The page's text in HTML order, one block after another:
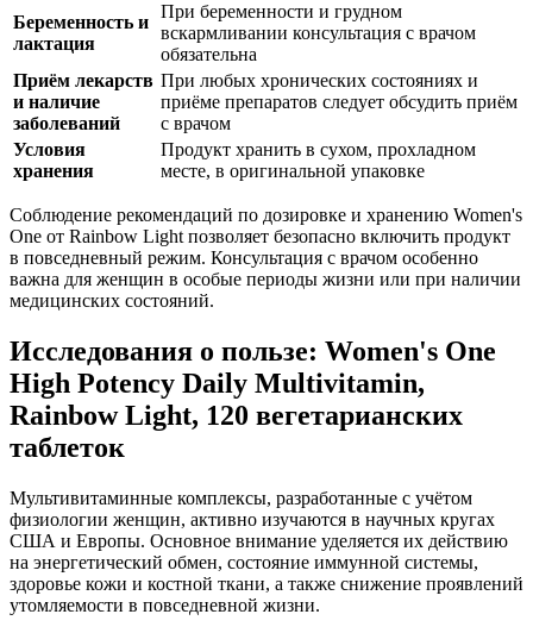
Беременность и
лактация
При беременности и грудном
вскармливании консультация с врачом
обязательна
Приём лекарств
и наличие
заболеваний
При любых хронических состояниях и
приёме препаратов следует обсудить приём
с врачом
Условия
хранения
Продукт хранить в сухом, прохладном
месте, в оригинальной упаковке
Соблюдение рекомендаций по дозировке и хранению Women's
One от Rainbow Light позволяет безопасно включить продукт
в повседневный режим. Консультация с врачом особенно
важна для женщин в особые периоды жизни или при наличии
медицинских состояний.
Исследования о пользе: Women's One
High Potency Daily Multivitamin,
Rainbow Light, 120 вегетарианских
таблеток
Мультивитаминные комплексы, разработанные с учётом
физиологии женщин, активно изучаются в научных кругах
США и Европы. Основное внимание уделяется их действию
на энергетический обмен, состояние иммунной системы,
здоровье кожи и костной ткани, а также снижение проявлений
утомляемости в повседневной жизни.